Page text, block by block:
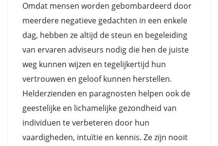
Omdat mensen worden gebombardeerd door
meerdere negatieve gedachten in een enkele
dag, hebben ze altijd de steun en begeleiding
van ervaren adviseurs nodig die hen de juiste
weg kunnen wijzen en tegelijkertijd hun
vertrouwen en geloof kunnen herstellen.
Helderzienden en paragnosten helpen ook de
geestelijke en lichamelijke gezondheid van
individuen te verbeteren door hun
vaardigheden, intuïtie en kennis. Ze zijn nooit